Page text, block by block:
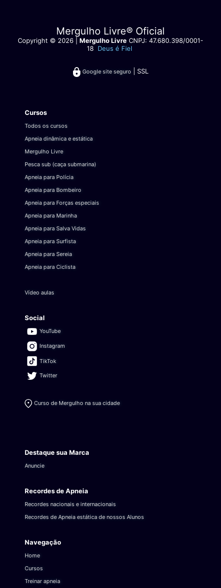
Mergulho Livre® Oficial
Copyright © 2026 | Mergulho Livre CNPJ: 47.680.398/0001-
18 Deus é Fiel
Google site seguro | SSL
Cursos
Todos os cursos
Apneia dinâmica e estática
Mergulho Livre
Pesca sub (caça submarina)
Apneia para Polícia
Apneia para Bombeiro
Apneia para Forças especiais
Apneia para Marinha
Apneia para Salva Vidas
Apneia para Surfista
Apneia para Sereia
Apneia para Ciclista
Vídeo aulas
Social
YouTube
Instagram
TikTok
Twitter
Curso de Mergulho na sua cidade
Destaque sua Marca
Anuncie
Recordes de Apneia
Recordes nacionais e internacionais
Recordes de Apneia estática de nossos Alunos
Navegação
Home
Cursos
Treinar apneia